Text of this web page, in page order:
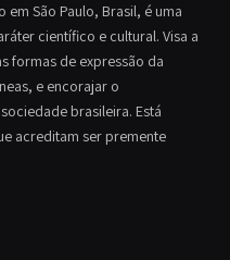
São Paulo, Brasil, é uma
científico e cultural. Visa a
formas de expressão da
e encorajar o
brasileira. Está
acreditam ser premente